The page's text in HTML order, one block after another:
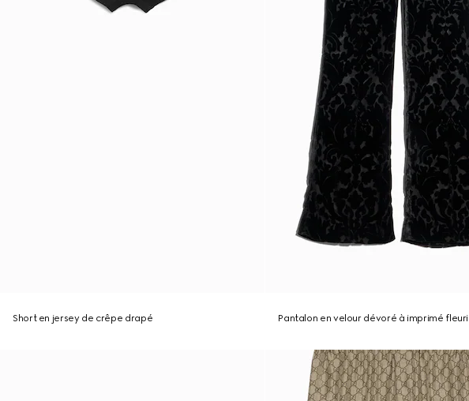
Short en jersey de crêpe drapé Pantalon en velour dévoré à imprimé fleuri